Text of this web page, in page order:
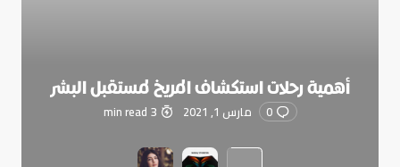
أهمية رحلات استكشاف المريخ لمستقبل البشر
0 مارس 1, 2021 3 min read